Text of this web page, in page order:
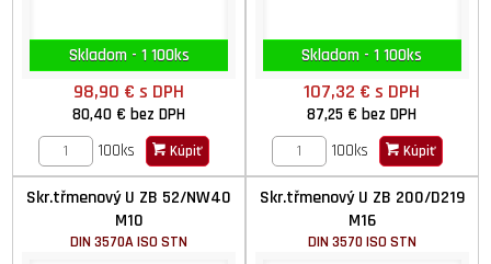
Skladom - 1 100ks
98,90 €s DPH
80,40 €bez DPH
100ks
Kúpiť
Skladom - 1 100ks
107,32 €s DPH
87,25 €bez DPH
100ks
Kúpiť
Skr.třmenový U ZB 52/NW40
M10
DIN 3570A ISO STN
Skr.třmenový U ZB 200/D219
M16
DIN 3570 ISO STN